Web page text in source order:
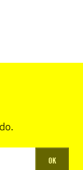
OK